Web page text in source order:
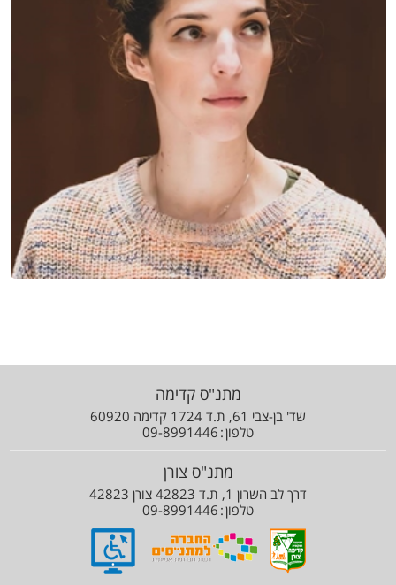
מתנ"ס קדימה
שד' בן-צבי 61, ת.ד 1724 קדימה 60920
טלפון 09-8991446
מתנ"ס צורן
דרך לב השרון 1, ת.ד 42823 צורן 42823
טלפון 09-8991446